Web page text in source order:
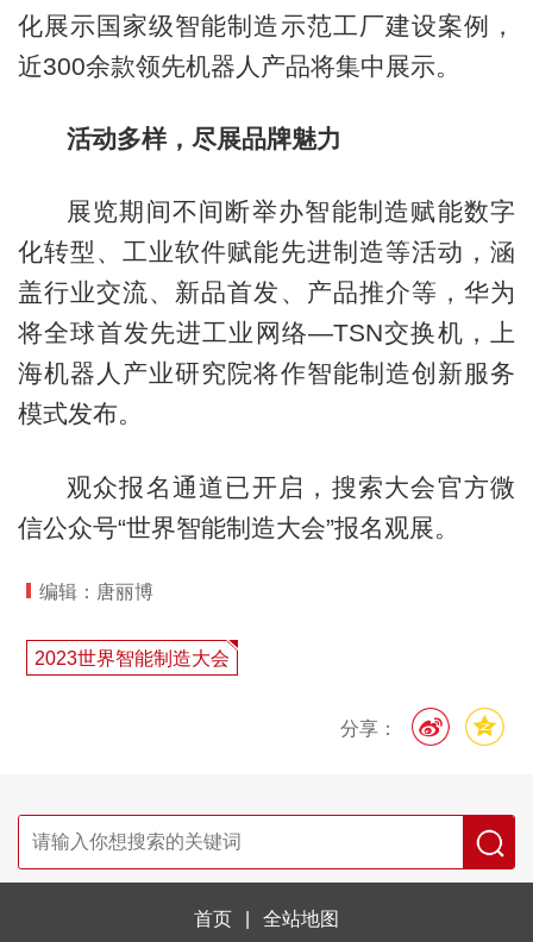
化展示国家级智能制造示范工厂建设案例，
近300余款领先机器人产品将集中展示。
活动多样，尽展品牌魅力
展览期间不间断举办智能制造赋能数字
化转型、工业软件赋能先进制造等活动，涵
盖行业交流、新品首发、产品推介等，华为
将全球首发先进工业网络—TSN交换机，上
海机器人产业研究院将作智能制造创新服务
模式发布。
观众报名通道已开启，搜索大会官方微
信公众号“世界智能制造大会”报名观展。
编辑：唐丽博
2023世界智能制造大会
分享：
首页 全站地图